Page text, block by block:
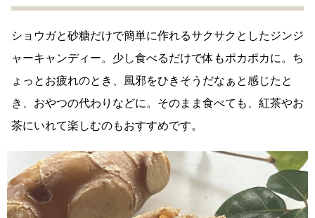
ショウガと砂糖だけで簡単に作れるサクサクとしたジンジ
ャーキャンディー。少し食べるだけで体もポカポカに。ち
ょっとお疲れのとき、風邪をひきそうだなぁと感じたと
き、おやつの代わりなどに。そのまま食べても、紅茶やお
茶にいれて楽しむのもおすすめです。